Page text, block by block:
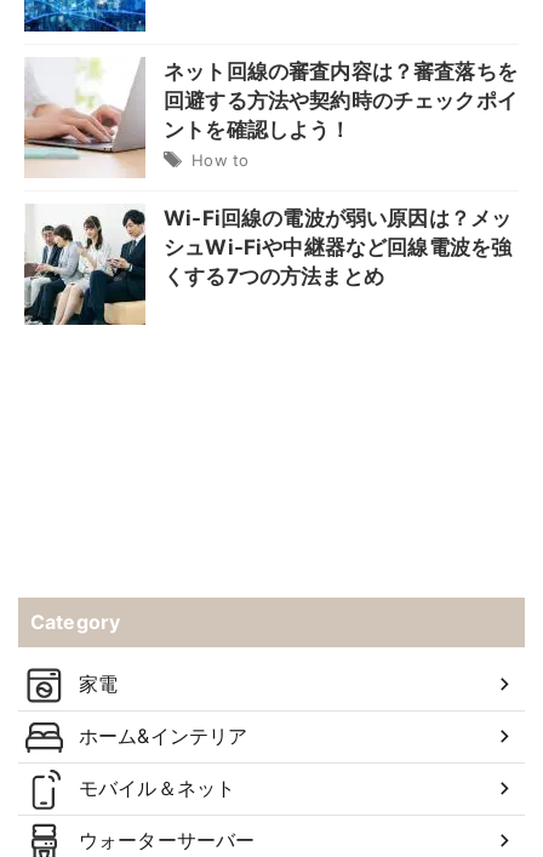
ネット回線の審査内容は？審査落ちを
回避する方法や契約時のチェックポイ
ントを確認しよう！
How to
Wi-Fi回線の電波が弱い原因は？メッ
シュWi-Fiや中継器など回線電波を強
くする7つの方法まとめ
Category
家電
ホーム&インテリア
モバイル＆ネット
ウォーターサーバー